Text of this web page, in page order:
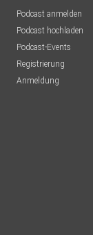
Podcast anmelden
Podcast hochladen
Podcast-Events
Registrierung
Anmeldung